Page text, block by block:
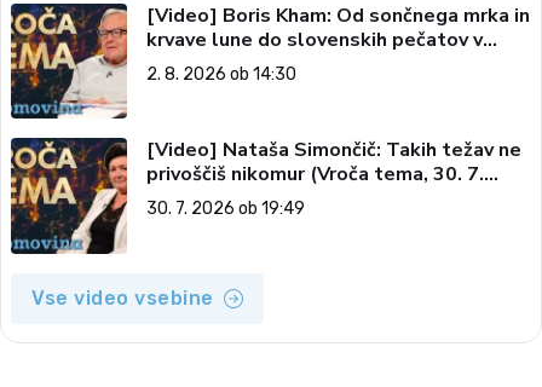
[Video] Boris Kham: Od sončnega mrka in
krvave lune do slovenskih pečatov v
vesolju (Vroča tema, 2. 8. 2026)
2. 8. 2026 ob 14:30
[Video] Nataša Simončič: Takih težav ne
privoščiš nikomur (Vroča tema, 30. 7.
2026)
30. 7. 2026 ob 19:49
Vse video vsebine